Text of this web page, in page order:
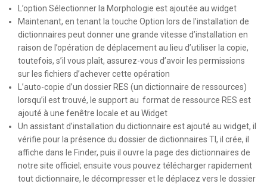
L’option Sélectionner la Morphologie est ajoutée au widget
Maintenant, en tenant la touche Option lors de l’installation de
dictionnaires peut donner une grande vitesse d’installation en
raison de l’opération de déplacement au lieu d’utiliser la copie,
toutefois, s’il vous plaît, assurez-vous d’avoir les permissions
sur les fichiers d’achever cette opération
L’auto-copie d’un dossier RES (un dictionnaire de ressources)
lorsqu’il est trouvé, le support au format de ressource RES est
ajouté à une fenêtre locale et au Widget
Un assistant d’installation du dictionnaire est ajouté au widget, il
vérifie pour la présence du dossier de dictionnaires TI, il crée, il
affiche dans le Finder, puis il ouvre la page des dictionnaires de
notre site officiel; ensuite vous pouvez télécharger rapidement
tout dictionnaire, le décompresser et le déplacez vers le dossier